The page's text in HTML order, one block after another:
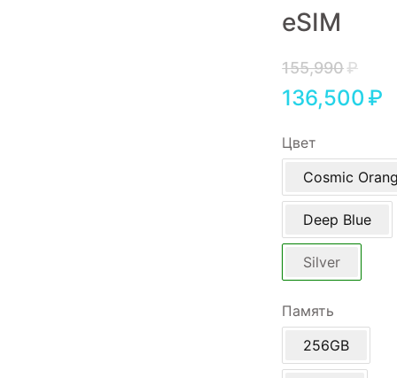
eSIM
155,990₽
136,500₽
Цвет
Cosmic
Deep Blue
Silver
Память
256GB